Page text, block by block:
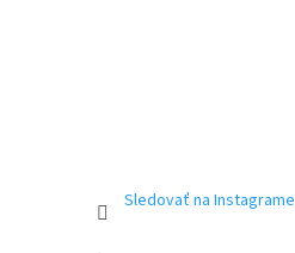
Sledovať na Instagrame